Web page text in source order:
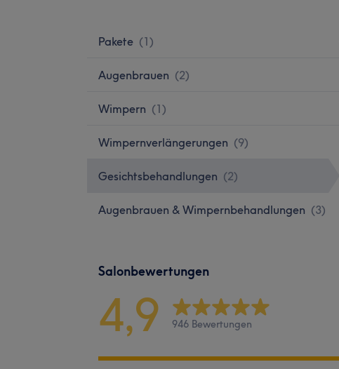
Pakete (1)
Augenbrauen (2)
Wimpern (1)
Wimpernverlängerungen (9)
Gesichtsbehandlungen (2)
Augenbrauen & Wimpernbehandlungen (3)
Salonbewertungen
4,9 946 Bewertungen